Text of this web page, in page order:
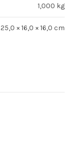
1,000 kg
25,0 × 16,0 × 16,0 cm